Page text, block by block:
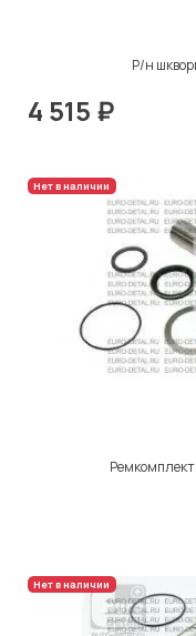
Р/н
4 515 ₽
Нет в наличии
Нет в наличии